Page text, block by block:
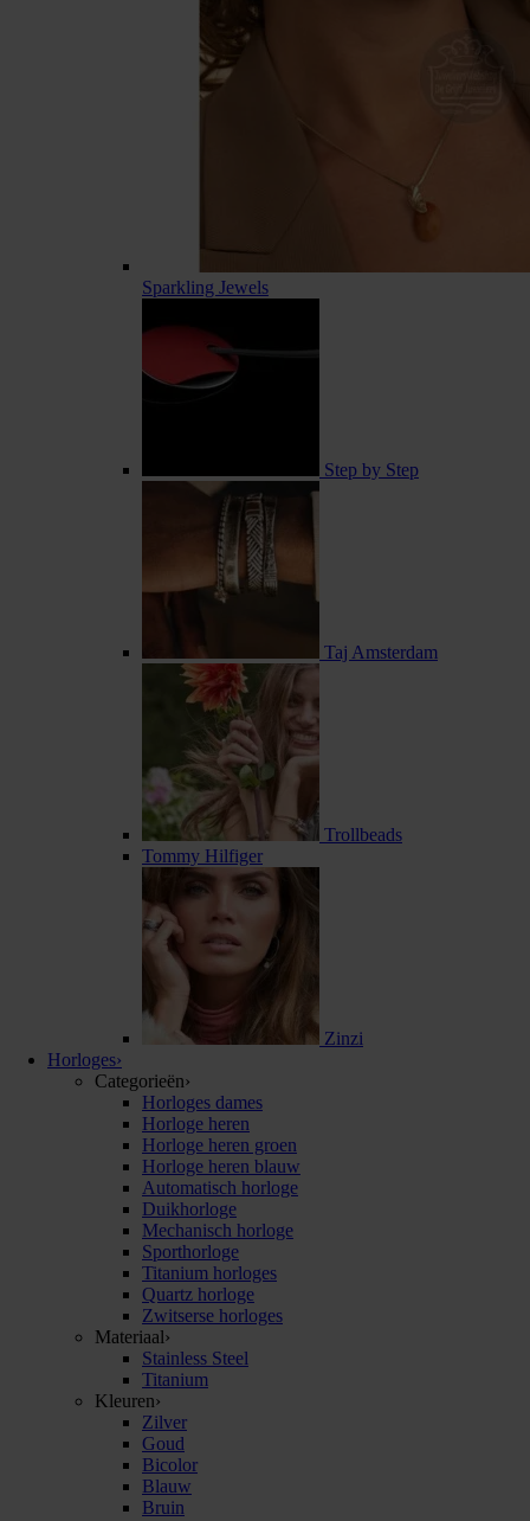
Sparkling Jewels
Step by Step
Taj Amsterdam
Trollbeads
Tommy Hilfiger
Zinzi
Horloges›
Categorieën›
Horloges dames
Horloge heren
Horloge heren groen
Horloge heren blauw
Automatisch horloge
Duikhorloge
Mechanisch horloge
Sporthorloge
Titanium horloges
Quartz horloge
Zwitserse horloges
Materiaal›
Stainless Steel
Titanium
Kleuren›
Zilver
Goud
Bicolor
Blauw
Bruin